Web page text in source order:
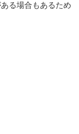
る場合もあるため